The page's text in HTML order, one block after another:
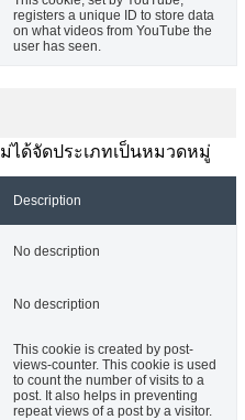
registers a unique ID to store data
on what videos from YouTube the
user has seen.
ได้จัดประเภทเป็นหมวดหมู่
Description
No description
No description
This cookie is created by post-
views-counter. This cookie is used
to count the number of visits to a
post. It also helps in preventing
repeat views of a post by a visitor.